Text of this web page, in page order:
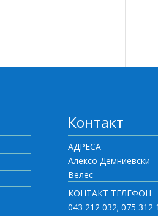
Контакт
АДРЕСА
Алексо Демниевски
Велес
КОНТАКТ ТЕЛЕФОН
043 212 032; 075 312